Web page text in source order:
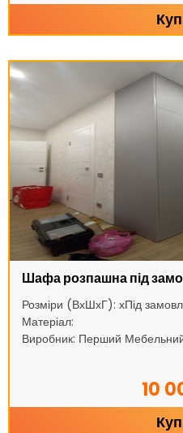
Шафа розпашна під
Розміри (ВхШхГ): хПід
Матеріал:
Виробник: Перший
10